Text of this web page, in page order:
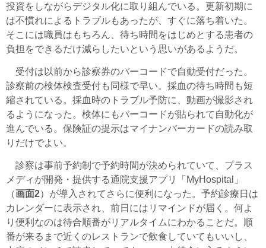
投資をしながらデジタル化に取り組んでいる。更新初期に
は不慣れによるトラブルもあったが、すぐに落ち着いた。
そこには職員はもちろん、待ち時間をはじめとする患者の
負担をできるだけ減らしたいという思いがあるようだ。
受付は以前から診察券のバーコードで自動受付だった。
診察前の検体検査受付も同様で早い。採血の待ち時間も短
縮されている。採血時のトラブル予防に、動画が撮影され
るようになった。検体にもバーコードが貼られて自動化が
進んでいる。保険証の提示はマイナンバーカードの読み取
りだけでよい。
診察は事前予約制で予約時間が決められていて、プラス
メディが開発・提供する通院支援アプリ「MyHospital」
（画面2）が導入されてさらに便利になった。予約診療日は
カレンダーに表示され、前日にはリマインドが届く。何よ
り便利なのは待合順番がリアルタイムにわかることだ。順
番が来るまで近くのレストランで飲食していてもいいし、